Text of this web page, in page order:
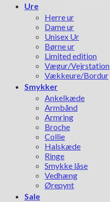
Ure
Herre ur
Dame ur
Unisex Ur
Børne ur
Limited edition
Vægur/Vejrstation
Vækkeure/Bordur
Smykker
Ankelkæde
Armbånd
Armring
Broche
Collie
Halskæde
Ringe
Smykke låse
Vedhæng
Ørepynt
Sale